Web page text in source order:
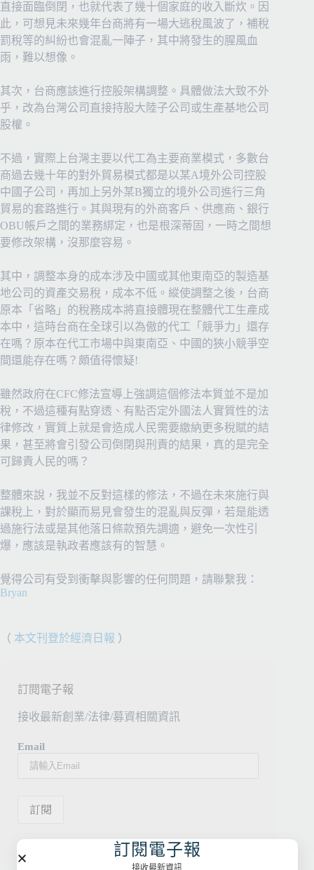
直接面臨倒閉，也就代表了幾十個家庭的收入斷炊。 因
此，可想見未來幾年台商將有一場大逃稅風波了，補稅
罰稅等的糾紛也會混亂一陣子，其中將發生的腥風血
雨，難以想像。
其次，台商應該進行控股架構調整。具體做法大致不外
乎，改為台灣公司直接持股大陸子公司或生產基地公司
股權。
不過，實際上台灣主要以代工為主要商業模式，多數台
商過去幾十年的對外貿易模式都是以某A境外公司控股
中國子公司，再加上另外某B獨立的境外公司進行三角
貿易的套路進行。其與現有的外商客戶、供應商、銀行
OBU帳戶之間的業務綁定，也是根深蒂固，一時之間想
要修改架構，沒那麼容易。
其中，調整本身的成本涉及中國或其他東南亞的製造基
地公司的資產交易稅，成本不低。縱使調整之後，台商
原本「省略」的稅務成本將直接體現在整體代工生產成
本中，這時台商在全球引以為傲的代工「競爭力」還存
在嗎？原本在代工市場中與東南亞、中國的狹小競爭空
間還能存在嗎？頗值得懷疑!
雖然政府在CFC修法宣導上強調這個修法本質並不是加
稅，不過這種有點穿透、有點否定外國法人實質性的法
律修改，實質上就是會造成人民需要繳納更多稅賦的結
果，甚至將會引發公司倒閉與刑責的結果，真的是完全
可歸責人民的嗎？
整體來說，我並不反對這樣的修法，不過在未來施行與
課稅上，對於顯而易見會發生的混亂與反彈，若是能透
過施行法或是其他落日條款預先調適，避免一次性引
爆，應該是執政者應該有的智慧。
覺得公司有受到衝擊與影響的任何問題，請聯繫我：
Bryan
（ 本文刊登於經濟日報 ）
訂閱電子報
接收最新創業/法律/募資相關資訊
Email
訂閱電子報
接收最新資訊